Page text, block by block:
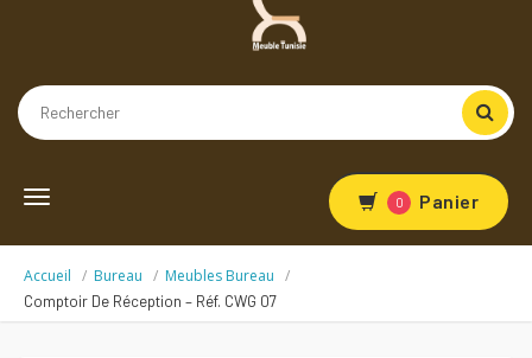
Toggle
0 Panier
Accueil Bureau Meubles Bureau
Comptoir De Réception – Réf. CWG 07